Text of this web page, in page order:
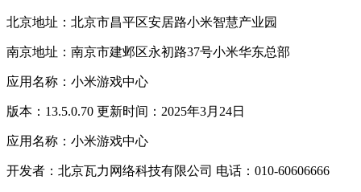
北京地址：北京市昌平区安居路小米智慧产业园
南京地址：南京市建邺区永初路37号小米华东总部
应用名称：小米游戏中心
版本：13.5.0.70 更新时间：2025年3月24日
应用名称：小米游戏中心
开发者：北京瓦力网络科技有限公司 电话：010-60606666